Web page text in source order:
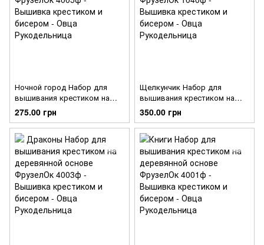
Ночной город Набор для
вышивания крестиком на
пластиковой основе
ФрузелОк 4005ф
275.00 грн
Щелкунчик Набор для
вышивания крестиком на
деревянной основе
ФрузелОк 1040ф
350.00 грн